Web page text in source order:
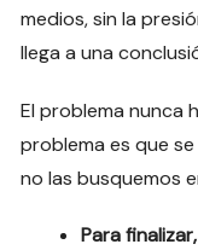
medios, sin la
llega a una
El problema nunca
problema es que
no las busquemos
Para